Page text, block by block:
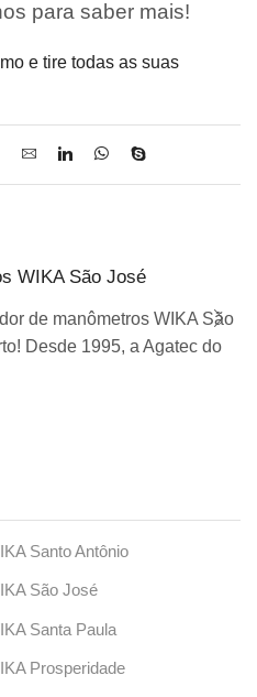
para saber mais!
e tire todas as suas
WIKA São José
de manômetros WIKA São
Desde 1995, a Agatec do
Santo Antônio
São José
Santa Paula
Prosperidade